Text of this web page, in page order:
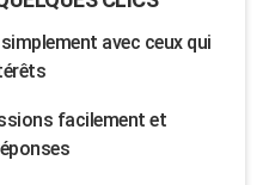
avec ceux qui
facilement et